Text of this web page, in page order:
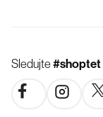
Sledujte#shoptet